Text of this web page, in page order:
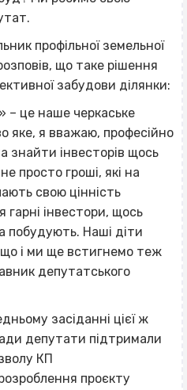
профільної земельної
що таке рішення
забудови ділянки:
– це наше черкаське
яке, я вважаю, професійно
знайти інвесторів щось
просто гроші, які на
свою цінність
інвестори, щось
побудують. Наші діти
і ми ще встигнемо теж
депутатського
засіданні цієї ж
депутати підтримали
КП
проєкту